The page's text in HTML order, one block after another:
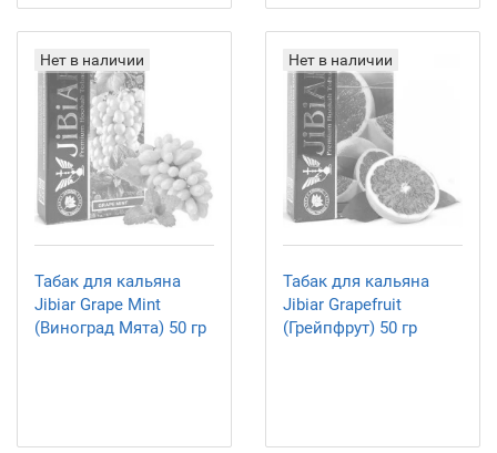
Нет в наличии
Табак для кальяна
Jibiar Grape Mint
(Виноград Мята) 50 гр
Нет в наличии
Табак для кальяна
Jibiar Grapefruit
(Грейпфрут) 50 гр